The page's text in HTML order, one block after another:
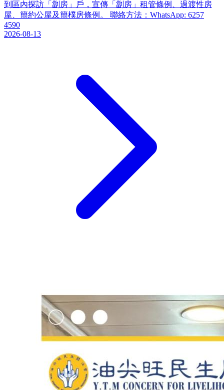
到區內探訪「劏房」戶，宣傳「劏房」租管條例、過渡性房
屋、簡約公屋及簡樸房條例。 聯絡方法：WhatsApp: 6257
4590
2026-08-13